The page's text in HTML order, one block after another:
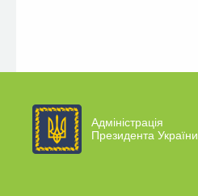
Адміністрація
Президента України